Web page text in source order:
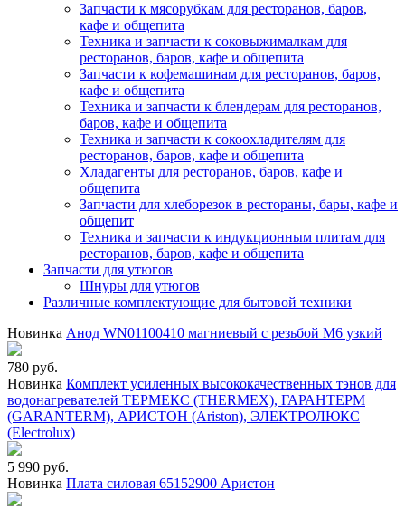
Запчасти к мясорубкам для ресторанов, баров,
кафе и общепита
Техника и запчасти к соковыжималкам для
ресторанов, баров, кафе и общепита
Запчасти к кофемашинам для ресторанов, баров,
кафе и общепита
Техника и запчасти к блендерам для ресторанов,
баров, кафе и общепита
Техника и запчасти к сокоохладителям для
ресторанов, баров, кафе и общепита
Хладагенты для ресторанов, баров, кафе и
общепита
Запчасти для хлеборезок в рестораны, бары, кафе и
общепит
Техника и запчасти к индукционным плитам для
ресторанов, баров, кафе и общепита
Запчасти для утюгов
Шнуры для утюгов
Различные комплектующие для бытовой техники
Новинка Анод WN01100410 магниевый с резьбой М6 узкий
780 руб.
Новинка Комплект усиленных высококачественных тэнов для
водонагревателей ТЕРМЕКС (THERMEX), ГАРАНТЕРМ
(GARANTERM), АРИСТОН (Ariston), ЭЛЕКТРОЛЮКС
(Electrolux)
5 990 руб.
Новинка Плата силовая 65152900 Аристон